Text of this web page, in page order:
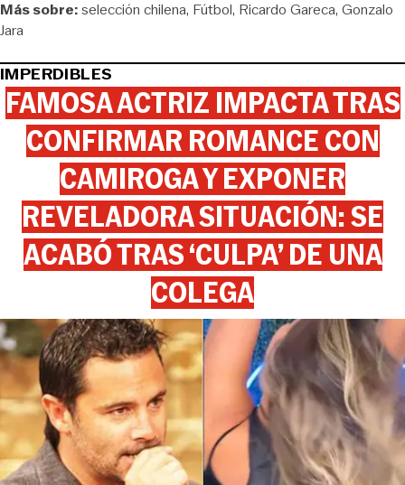
Más sobre:selección chilena Fútbol Ricardo Gareca Gonzalo
Jara
IMPERDIBLES
FAMOSA ACTRIZ IMPACTA TRAS
CONFIRMAR ROMANCE CON
CAMIROGA Y EXPONER
REVELADORA SITUACIÓN: SE
ACABÓ TRAS ‘CULPA’ DE UNA
COLEGA